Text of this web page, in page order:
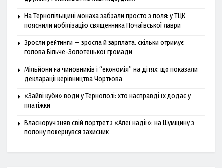
На Тернопільщині монаха забрали просто з поля: у ТЦК
пояснили мобілізацію священника Почаївської лаври
Зросли рейтинги — зросла й зарплата: скільки отримує
голова Більче-Золотецької громади
Мільйони на чиновників і “економія” на дітях: що показали
декларації керівництва Чорткова
«Зайві куби» води у Тернополі: хто насправді їх додає у
платіжки
Власноруч зняв свій портрет з «Алеї надії»: на Шумщину з
полону повернувся захисник